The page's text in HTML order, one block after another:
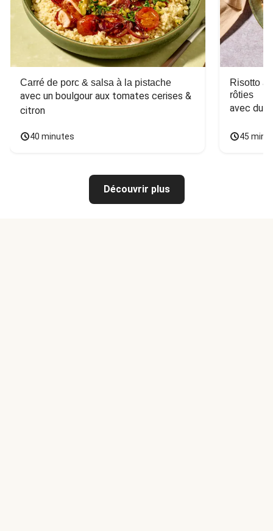
Carré de porc & salsa à la pistache
avec un boulgour aux tomates cerises &
citron
40 minutes
Risotto
rôties
avec du
45
Découvrir plus